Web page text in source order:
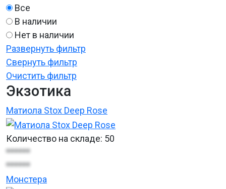
Все
В наличии
Нет в наличии
Развернуть фильтр
Свернуть фильтр
Очистить фильтр
Экзотика
Матиола Stox Deep Rose
Количество на складе: 50
******
******
Монстера